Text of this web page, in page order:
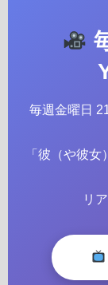
毎週金曜日
「彼（や彼
リ